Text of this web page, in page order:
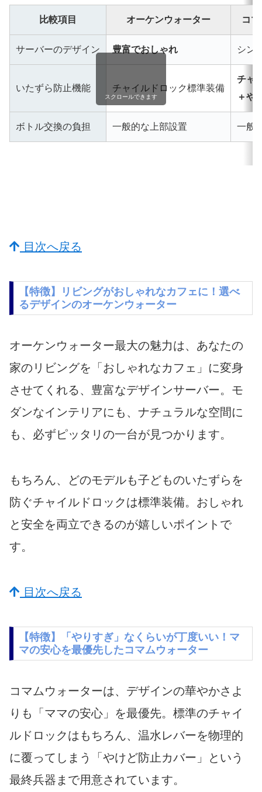
比較項目 オーケンウォーター コ
サーバーのデザイン 豊富でおしゃれ シン
いたずら防止機能 チャイルドロック標準装備
チャ
＋や
ボトル交換の負担 一般的な上部設置 一般
スクロールできます
目次へ戻る
【特徴】リビングがおしゃれなカフェに！選べ
るデザインのオーケンウォーター
オーケンウォーター最大の魅力は、あなたの
家のリビングを「おしゃれなカフェ」に変身
させてくれる、豊富なデザインサーバー。モ
ダンなインテリアにも、ナチュラルな空間に
も、必ずピッタリの一台が見つかります。
もちろん、どのモデルも子どものいたずらを
防ぐチャイルドロックは標準装備。おしゃれ
と安全を両立できるのが嬉しいポイントで
す。
目次へ戻る
【特徴】「やりすぎ」なくらいが丁度いい！マ
マの安心を最優先したコマムウォーター
コマムウォーターは、デザインの華やかさよ
りも「ママの安心」を最優先。標準のチャイ
ルドロックはもちろん、温水レバーを物理的
に覆ってしまう「やけど防止カバー」という
最終兵器まで用意されています。